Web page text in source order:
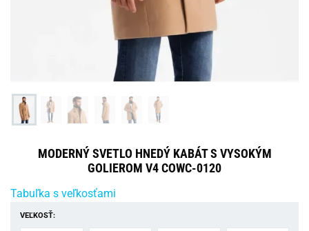
MODERNÝ SVETLO HNEDÝ KABÁT S VYSOKÝM
GOLIEROM V4 COWC-0120
Tabuľka s veľkosťami
VEĽKOSŤ: